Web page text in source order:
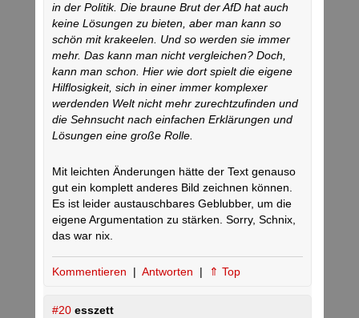
in der Politik. Die braune Brut der AfD hat auch
keine Lösungen zu bieten, aber man kann so
schön mit krakeelen. Und so werden sie immer
mehr. Das kann man nicht vergleichen? Doch,
kann man schon. Hier wie dort spielt die eigene
Hilflosigkeit, sich in einer immer komplexer
werdenden Welt nicht mehr zurechtzufinden und
die Sehnsucht nach einfachen Erklärungen und
Lösungen eine große Rolle.
Mit leichten Änderungen hätte der Text genauso
gut ein komplett anderes Bild zeichnen können.
Es ist leider austauschbares Geblubber, um die
eigene Argumentation zu stärken. Sorry, Schnix,
das war nix.
Kommentieren | Antworten | ⇑ Top
#20 esszett